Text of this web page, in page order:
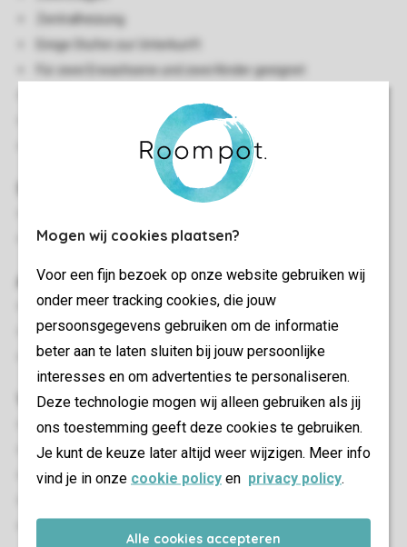
Mogen wij cookies plaatsen?
Voor een fijn bezoek op onze website gebruiken wij
onder meer tracking cookies, die jouw
persoonsgegevens gebruiken om de informatie
beter aan te laten sluiten bij jouw persoonlijke
interesses en om advertenties te personaliseren.
Deze technologie mogen wij alleen gebruiken als jij
ons toestemming geeft deze cookies te gebruiken.
Je kunt de keuze later altijd weer wijzigen. Meer info
vind je in onze cookie policy en privacy policy.
Alle cookies accepteren
Zentralheizung
Einige Stufen zur Unterkunft
Für zwei Erwachsene und zwei Kinder geeignet
Rauchen nicht gestattet
Haustiere nicht gestattet
Schlafzimmer mit Schlafsofa für Kinder bis 7 Jahre
Außen
Terrasse
Gartenmöbel
Stellplatz für ein Auto an der Unterkunft
Wohn-/Esszimmer
Doppelschlafcouch
Sitzecke
Essecke